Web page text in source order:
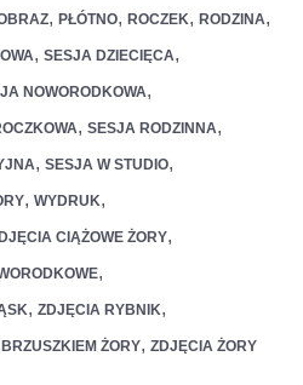
, PŁÓTNO, ROCZEK, RODZINA,
, SESJA DZIECIĘCA,
NOWORODKOWA,
, SESJA RODZINNA,
, SESJA W STUDIO,
, WYDRUK,
CIĄŻOWE ŻORY,
,
, ZDJĘCIA RYBNIK,
ŻORY, ZDJĘCIA ŻORY